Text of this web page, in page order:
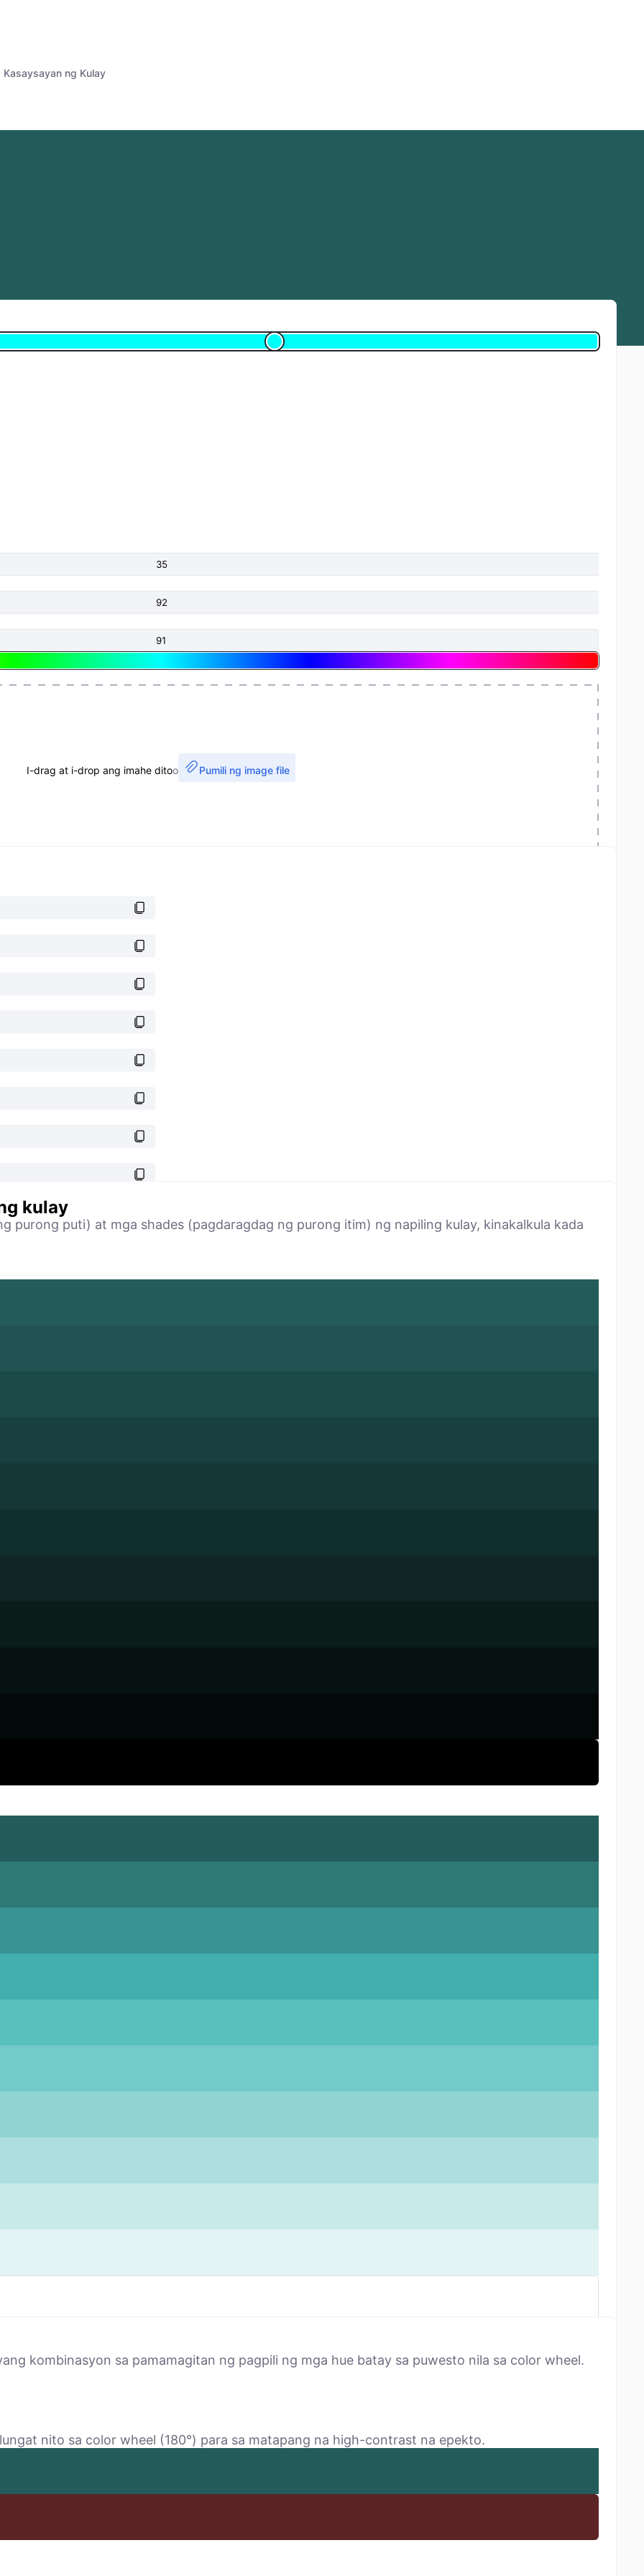
Kasaysayan ng Kulay
I-drag at i-drop ang imahe ditoo Pumili ng image file
kulay
purong puti) at mga shades (pagdaragdag ng purong itim) ng napiling kulay, kinakalkula kada
kombinasyon sa pamamagitan ng pagpili ng mga hue batay sa puwesto nila sa color wheel.
nito sa color wheel (180°) para sa matapang na high-contrast na epekto.